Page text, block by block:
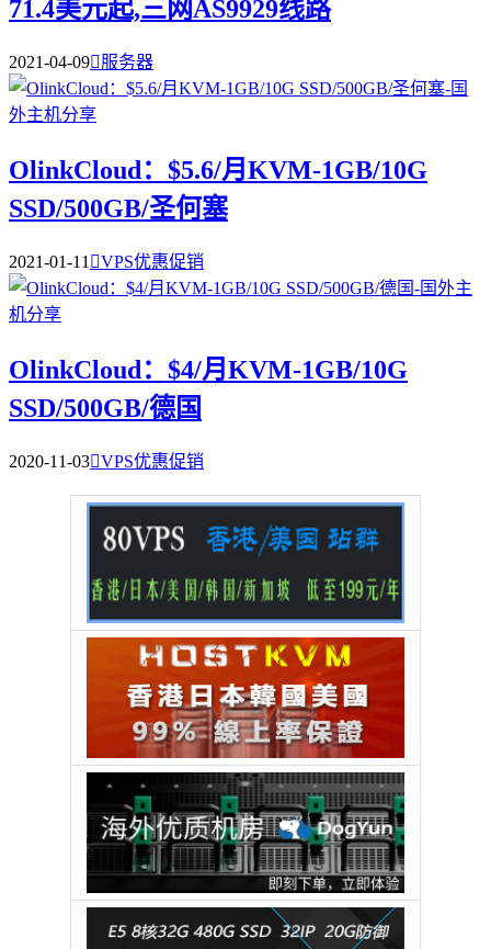
71.4美元起,三网AS9929线路
2021-04-09服务器
OlinkCloud：$5.6/月KVM-1GB/10G
SSD/500GB/圣何塞
2021-01-11 VPS优惠促销
OlinkCloud：$4/月KVM-1GB/10G
SSD/500GB/德国
2020-11-03VPS优惠促销